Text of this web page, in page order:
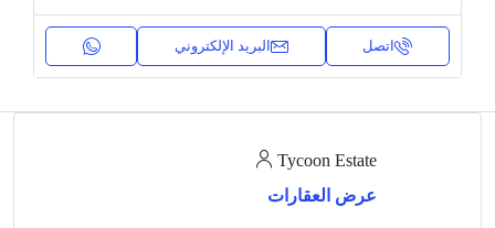
اتصل البريد الإلكتروني
Tycoon Estate
عرض العقارات